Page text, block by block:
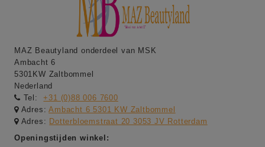
MAZ Beautyland onderdeel van MSK
Ambacht 6
5301KW Zaltbommel
Nederland
Tel:
+31 (0)88 006 7600
Adres:Ambacht 6 5301 KW Zaltbommel
Adres: Dotterbloemstraat 20 3053 JV Rotterdam
Openingstijden winkel: